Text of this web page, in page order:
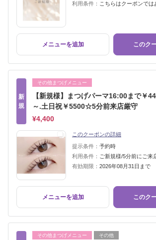
利用条件： こちらはクーポンでは
メニューを追加 このク
新
規
その他まつげメニュー
【新規様】まつげパーマ16:00まで￥
～.土日祝￥5500☆5分前来店厳守
¥4,400
このクーポンの詳細
提示条件： 予約時
利用条件： ご新規様/5分前にご来
有効期限： 2026年08月31日まで
メニューを追加 このク
その他まつげメニュー その他